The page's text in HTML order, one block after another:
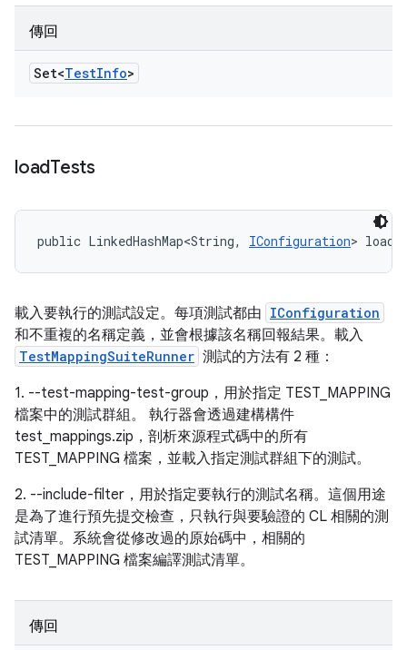
傳回
Set<TestInfo>
loadTests
public LinkedHashMap<String, IConfiguration>
載入要執行的測試設定。每項測試都由 IConfiguration
和不重複的名稱定義，並會根據該名稱回報結果。載入
TestMappingSuiteRunner 測試的方法有 2 種：
1. --test-mapping-test-group，用於指定 TEST_MAPPING
檔案中的測試群組。 執行器會透過建構構件
test_mappings.zip，剖析來源程式碼中的所有
TEST_MAPPING 檔案，並載入指定測試群組下的測試。
2. --include-filter，用於指定要執行的測試名稱。這個用途
是為了進行預先提交檢查，只執行與要驗證的 CL 相關的測
試清單。系統會從修改過的原始碼中，相關的
TEST_MAPPING 檔案編譯測試清單。
傳回